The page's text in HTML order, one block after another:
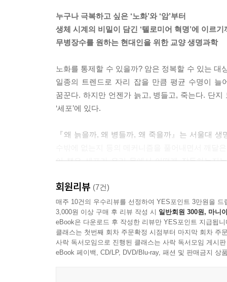
‘늙는 것이 무엇인가?’를 과학적으로 연구한 최
ayflick)의 실험이다. 사람의 진피를 이루는 피부
0번 정도 분열하고 난 다음에는 더 자라지 않고
해, 세포 분열의 숫자가 프로그램되어 있었다.
--- 「3부 | 생체 시계를 되돌리는 텔로미어로 살아
잡스는 누구보다 첨단 과학에 가까이 접근해 있어
자를 모두 다 염기서열 분석(시퀀싱)을 해내면
오류가 많이 축적된 유전자는 세상을 떠나고 가장
만 우리는 건강하게 가능한 한 오래 살기를 바라는
--- 「나가는 글 | 닫힌 세계와 열린 세계 사이, 과학의 미래
누구나 극복하고 싶은 ‘노화’와 ‘암’부터
생체 시계의 비밀이 담긴 ‘텔로미어 혁명’에 이르기
무병장수를 원하는 현대인을 위한 교양 생명과학
노화를 통제할 수 있을까? 암은 정복할 수 있는 대
일종의 트렌드로 자리 잡을 만큼 평균 수명이 늘
꿈꾼다. 하지만 언젠가 늙고, 병들고, 죽는다. 단
‘세포’에 있다.
『왜 늙을까, 왜 병들까, 왜 죽을까』는 서울대
이 책은 세포가 우리 몸에서 어떻게 작동하는지
“과학이 재미없는 이유는 기능만 설명하기 때
이야기가 된다. 이 책이 여러분께 인문학적 상상력
분자세포생물학이 안내하는 찬란한 생명의 세계
생명과 우리 자신에 대한 경이롭고 흥미로운 이야
회원리뷰 (7건)
매주 10건의 우수리뷰를 선정하여 YES포인트 3만원을 드
3,000원 이상 구매 후 리뷰 작성 시 일반회원 300원, 마니
eBook은 다운로드 후 작성한 리뷰만 YES포인트 지급됩니
클래스는 첫번째 회차 주문확정 시점부터 마지막 회차 주
사락 독서모임으로 진행된 클래스는 사락 독서모임 게시
eBook 페이백, CD/LP, DVD/Blu-ray, 패션 및 판매금지 상